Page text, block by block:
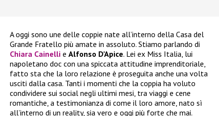
A oggi sono une delle coppie nate all’interno della Casa del
Grande Fratello più amate in assoluto. Stiamo parlando di
Chiara Cainelli e Alfonso D’Apice. Lei ex Miss Italia, lui
napoletano doc con una spiccata attitudine imprenditoriale,
fatto sta che la loro relazione è proseguita anche una volta
usciti dalla casa. Tanti i momenti che la coppia ha voluto
condividere sui social negli ultimi mesi, tra viaggi e cene
romantiche, a testimonianza di come il loro amore, nato sì
all’interno di un reality, sia vero e oggi più forte che mai.